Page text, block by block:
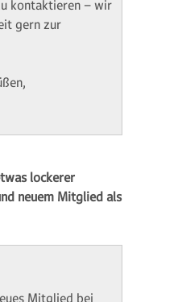
kontaktieren – wir
gern zur
lockerer
neuem Mitglied als
Mitglied bei